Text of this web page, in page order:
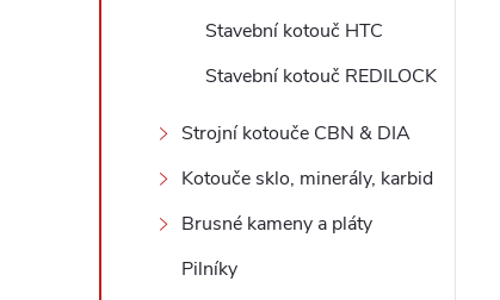
Stavební kotouč HTC
Stavební kotouč REDILOCK
Strojní kotouče CBN & DIA
Kotouče sklo, minerály, karbid
Brusné kameny a pláty
Pilníky